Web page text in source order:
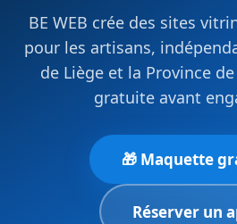
BE WEB crée des sites
pour les artisans,
de Liège et la Province
gratuite avant
🎁 Maquette
Réserver un